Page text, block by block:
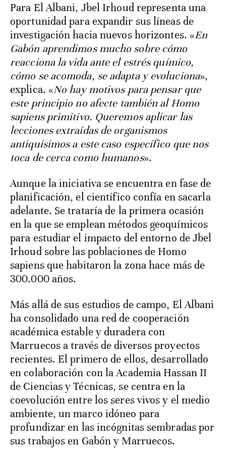
Para El Albani, Jbel Irhoud representa una
oportunidad para expandir sus líneas de
investigación hacia nuevos horizontes. «En
Gabón aprendimos mucho sobre cómo
reacciona la vida ante el estrés químico,
cómo se acomoda, se adapta y evoluciona»,
explica. «No hay motivos para pensar que
este principio no afecte también al Homo
sapiens primitivo. Queremos aplicar las
lecciones extraídas de organismos
antiquísimos a este caso específico que nos
toca de cerca como humanos».
Aunque la iniciativa se encuentra en fase de
planificación, el científico confía en sacarla
adelante. Se trataría de la primera ocasión
en la que se emplean métodos geoquímicos
para estudiar el impacto del entorno de Jbel
Irhoud sobre las poblaciones de Homo
sapiens que habitaron la zona hace más de
300.000 años.
Más allá de sus estudios de campo, El Albani
ha consolidado una red de cooperación
académica estable y duradera con
Marruecos a través de diversos proyectos
recientes. El primero de ellos, desarrollado
en colaboración con la Academia Hassan II
de Ciencias y Técnicas, se centra en la
coevolución entre los seres vivos y el medio
ambiente, un marco idóneo para
profundizar en las incógnitas sembradas por
sus trabajos en Gabón y Marruecos.